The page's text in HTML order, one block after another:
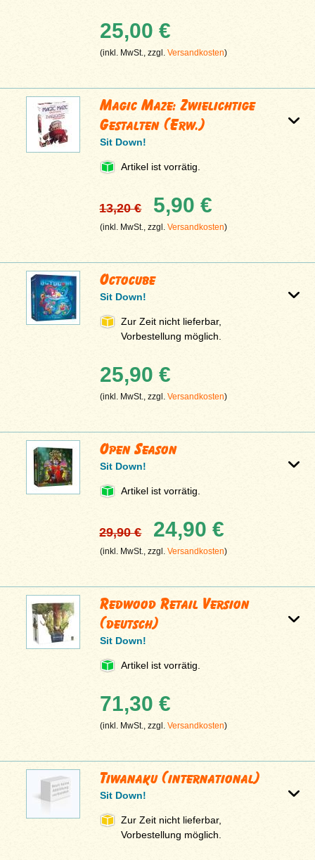
25,00 €
(inkl. MwSt., zzgl.Versandkosten)
Magic Maze: Zwielichtige
Gestalten (Erw.)
Sit Down!
Artikel ist vorrätig.
13,20 € 5,90 €
(inkl. MwSt., zzgl.Versandkosten)
Octocube
Sit Down!
Zur Zeit nicht lieferbar,
Vorbestellung möglich.
25,90 €
(inkl. MwSt., zzgl.Versandkosten)
Open Season
Sit Down!
Artikel ist vorrätig.
29,90 € 24,90 €
(inkl. MwSt., zzgl.Versandkosten)
Redwood Retail Version
(deutsch)
Sit Down!
Artikel ist vorrätig.
71,30 €
(inkl. MwSt., zzgl.Versandkosten)
Tiwanaku (international)
Sit Down!
Zur Zeit nicht lieferbar,
Vorbestellung möglich.